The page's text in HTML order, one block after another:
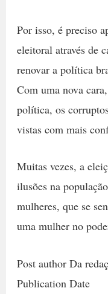
Por isso, é preciso
eleitoral através de
renovar a política
Com uma nova
política, os
vistas com mais
Muitas vezes, a
ilusões na
mulheres, que se
uma mulher no
Post author Da
Publication Date